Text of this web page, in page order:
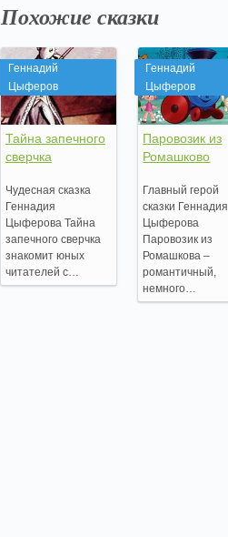
Похожие сказки
Геннадий
Цыферов
Тайна запечного
сверчка
Чудесная сказка
Геннадия
Цыферова Тайна
запечного сверчка
знакомит юных
читателей с…
Геннадий
Цыферов
Паровозик из
Ромашково
Главный герой
сказки Геннадия
Цыферова
Паровозик из
Ромашкова –
романтичный,
немного…